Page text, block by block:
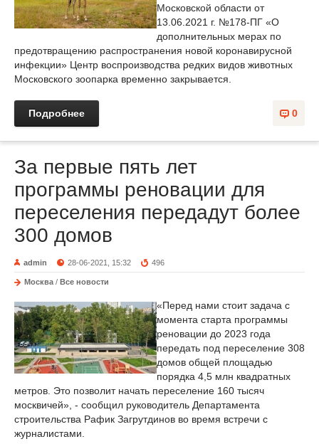
Московской области от
13.06.2021 г. №178-ПГ «О
дополнительных мерах по
предотвращению распространения новой коронавирусной
инфекции» Центр воспроизводства редких видов животных
Московского зоопарка временно закрывается.
0
Подробнее
За первые пять лет
программы реновации для
переселения передадут более
300 домов
admin 28-06-2021, 15:32 496
Москва / Все новости
«Перед нами стоит задача с
момента старта программы
реновации до 2023 года
передать под переселение 308
домов общей площадью
порядка 4,5 млн квадратных
метров. Это позволит начать переселение 160 тысяч
москвичей», - сообщил руководитель Департамента
строительства Рафик Загрутдинов во время встречи с
журналистами.